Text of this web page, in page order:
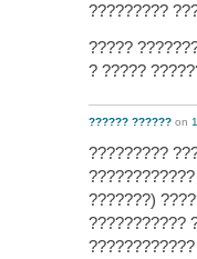
?????????
?????
? ?????
?????? ?????? on
?????????
???????)
???????????